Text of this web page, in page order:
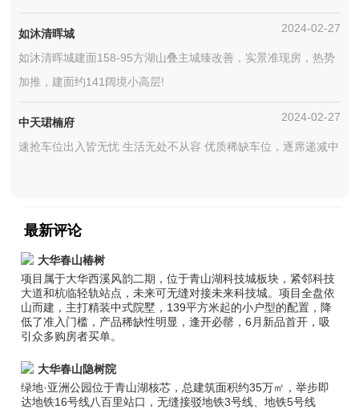
如沐清晖城 2024-02-27
如沐清晖城建面158-95方湖山叠主城臻改善，实景准现房，热势
加推，建面约141阔境小高层!
中天珺楠府 2024-02-27
速抢车位出入皆无忧 生活无处不从容 优质稀缺车位，逐席递减中
最新评论
大华春山椿树
项目属于大华西溪风韵二期，位于青山湖科技城板块，紧邻科技
大道和杭临轻轨站点，未来可无缝对接未来科技城。项目全盘依
山而建，主打精装中式院墅，139平方米起的小户型的配置，降
低了准入门槛，产品稀缺性明显，逢开必罄，6月新品首开，吸
引众多购房者买单。
大华春山隐树院
绿地·亚洲公园位于青山湖核芯，总建筑面积约35万㎡，举步即
达地铁16号线八百里站口，无缝接驳地铁3号线、地铁5号线